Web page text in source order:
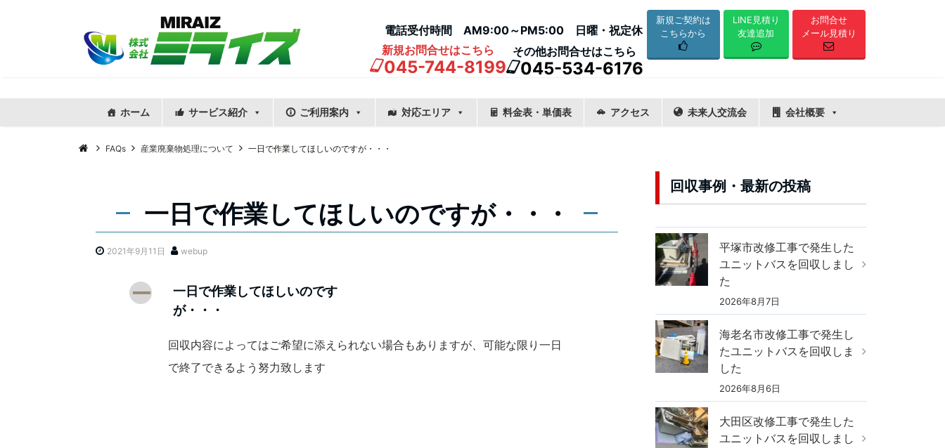
電話受付時間 AM9:00～PM5:00 日曜・祝定休
新規お問合せはこちら
045-744-8199
その他お問合せはこちら
045-534-6176
新規ご契約は
こちらから
LINE見積り
友達追加
お問合せ
メール見積り
ホーム サービス紹介 ご利用案内 対応エリア 料金表・単価表 アクセス 未来人交流会 会社概要
FAQs 産業廃棄物処理について 一日で作業してほしいのですが・・・
一日で作業してほしいのですが・・・
2021年9月11日 webup
A
一日で作業してほしいのです
が・・・
回収内容によってはご希望に添えられない場合もありますが、可能な限り一日
で終了できるよう努力致します
回収事例・最新の投稿
平塚市改修工事で発生した
ユニットバスを回収しまし
た
2026年8月7日
海老名市改修工事で発生し
たユニットバスを回収しま
した
2026年8月6日
大田区改修工事で発生した
ユニットバスを回収しまし